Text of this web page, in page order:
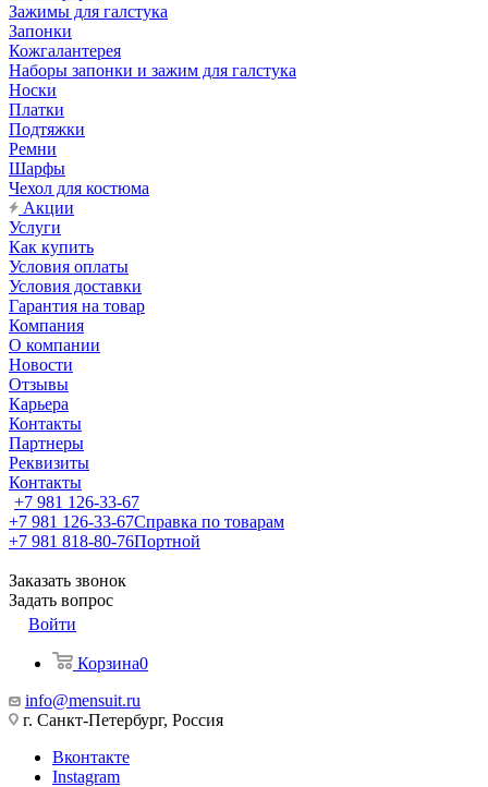
Зажимы для галстука
Запонки
Кожгалантерея
Наборы запонки и зажим для галстука
Носки
Платки
Подтяжки
Ремни
Шарфы
Чехол для костюма
Акции
Услуги
Как купить
Условия оплаты
Условия доставки
Гарантия на товар
Компания
О компании
Новости
Отзывы
Карьера
Контакты
Партнеры
Реквизиты
Контакты
+7 981 126-33-67
+7 981 126-33-67Справка по товарам
+7 981 818-80-76Портной
Заказать звонок
Задать вопрос
Войти
Корзина0
info@mensuit.ru
г. Санкт-Петербург, Россия
Вконтакте
Instagram